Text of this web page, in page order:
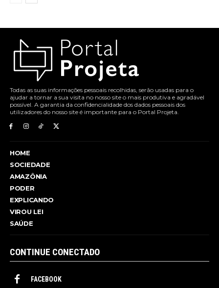
Todas as suas informações pessoais recolhidas, serão usadas para o
ajudar a tornar a sua visita no nosso site o mais produtiva e agradável
possível. A garantia da confidencialidade dos dados pessoais dos
utilizadores do nosso site é importante para o Portal Projeta.
HOME
SOCIEDADE
AMAZÔNIA
PODER
EXPLICANDO
VIROU LEI
SAÚDE
CONTINUE CONECTADO
FACEBOOK